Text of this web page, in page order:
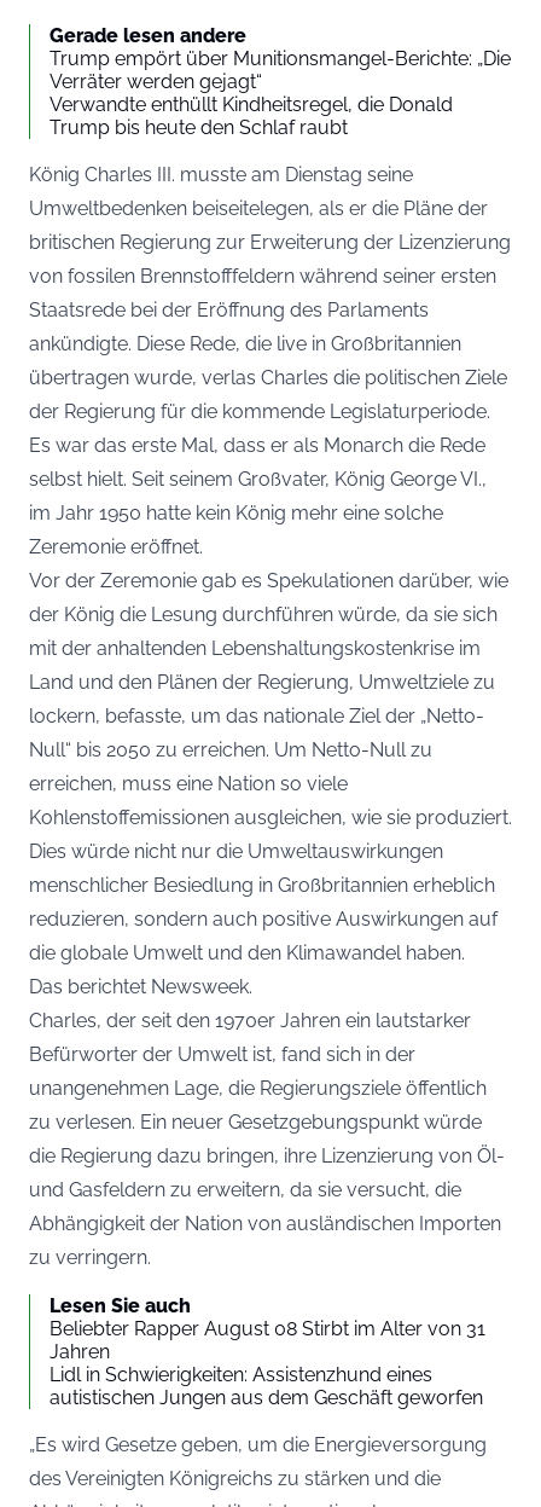
Gerade lesen andere
Trump empört über Munitionsmangel-Berichte: „Die
Verräter werden gejagt“
Verwandte enthüllt Kindheitsregel, die Donald
Trump bis heute den Schlaf raubt
König Charles III. musste am Dienstag seine
Umweltbedenken beiseitelegen, als er die Pläne der
britischen Regierung zur Erweiterung der Lizenzierung
von fossilen Brennstofffeldern während seiner ersten
Staatsrede bei der Eröffnung des Parlaments
ankündigte. Diese Rede, die live in Großbritannien
übertragen wurde, verlas Charles die politischen Ziele
der Regierung für die kommende Legislaturperiode.
Es war das erste Mal, dass er als Monarch die Rede
selbst hielt. Seit seinem Großvater, König George VI.,
im Jahr 1950 hatte kein König mehr eine solche
Zeremonie eröffnet.
Vor der Zeremonie gab es Spekulationen darüber, wie
der König die Lesung durchführen würde, da sie sich
mit der anhaltenden Lebenshaltungskostenkrise im
Land und den Plänen der Regierung, Umweltziele zu
lockern, befasste, um das nationale Ziel der „Netto-
Null“ bis 2050 zu erreichen. Um Netto-Null zu
erreichen, muss eine Nation so viele
Kohlenstoffemissionen ausgleichen, wie sie produziert.
Dies würde nicht nur die Umweltauswirkungen
menschlicher Besiedlung in Großbritannien erheblich
reduzieren, sondern auch positive Auswirkungen auf
die globale Umwelt und den Klimawandel haben.
Das berichtet Newsweek.
Charles, der seit den 1970er Jahren ein lautstarker
Befürworter der Umwelt ist, fand sich in der
unangenehmen Lage, die Regierungsziele öffentlich
zu verlesen. Ein neuer Gesetzgebungspunkt würde
die Regierung dazu bringen, ihre Lizenzierung von Öl-
und Gasfeldern zu erweitern, da sie versucht, die
Abhängigkeit der Nation von ausländischen Importen
zu verringern.
Lesen Sie auch
Beliebter Rapper August 08 Stirbt im Alter von 31
Jahren
Lidl in Schwierigkeiten: Assistenzhund eines
autistischen Jungen aus dem Geschäft geworfen
„Es wird Gesetze geben, um die Energieversorgung
des Vereinigten Königreichs zu stärken und die